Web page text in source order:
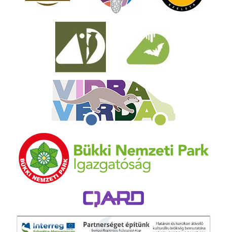
SICHERN SIE SICH JETZT IHR TICKET!